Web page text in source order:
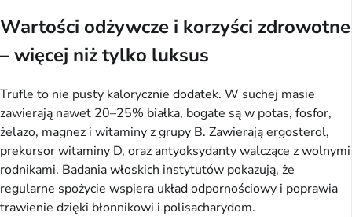
Wartości odżywcze i korzyści zdrowotne
– więcej niż tylko luksus
Trufle to nie pusty kalorycznie dodatek. W suchej masie
zawierają nawet 20–25% białka, bogate są w potas, fosfor,
żelazo, magnez i witaminy z grupy B. Zawierają ergosterol,
prekursor witaminy D, oraz antyoksydanty walczące z wolnymi
rodnikami. Badania włoskich instytutów pokazują, że
regularne spożycie wspiera układ odpornościowy i poprawia
trawienie dzięki błonnikowi i polisacharydom.